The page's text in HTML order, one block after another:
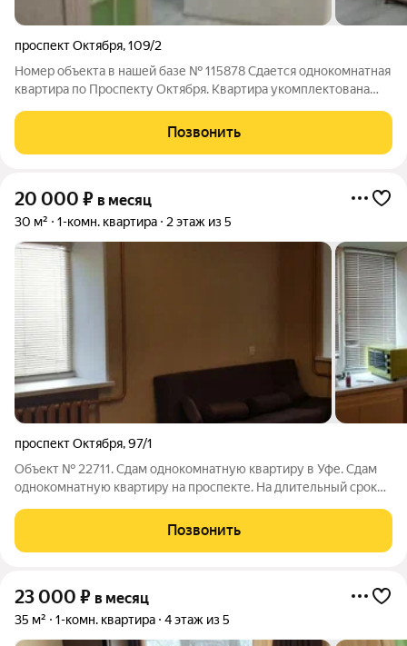
проспект Октября,109/2
Номер объекта в нашей базе № 115878 Сдается однокомнатная
квартира по Проспекту Октября. Квартира укомплектована
Позвонить
20 000 ₽ в месяц
30 м² 1-комн. квартира 2 этаж из 5
проспект Октября,97/1
Объект № 22711. Сдам однокомнатную квартиру в Уфе. Сдам
однокомнатную квартиру на проспекте. На длительный срок
варочная панель, электропечь, холодильник, стиральная
машина, микроволновая печь. Все
Позвонить
23 000 ₽ в месяц
35 м² 1-комн. квартира 4 этаж из 5